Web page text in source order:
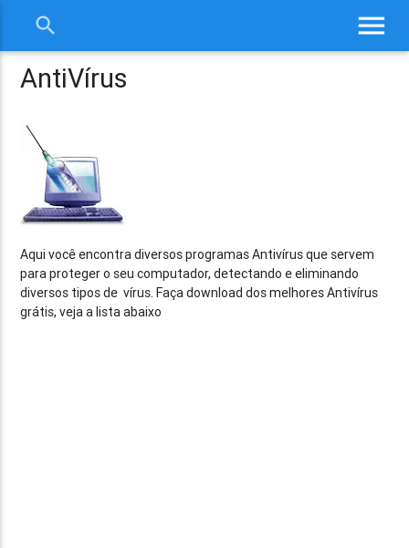
menu
search
AntiVírus
Aqui você encontra diversos programas Antivírus que servem
para proteger o seu computador, detectando e eliminando
diversos tipos de vírus. Faça download dos melhores Antivírus
grátis, veja a lista abaixo